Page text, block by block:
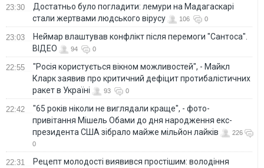
23:30
Достатньо було погладити: лемури на Мадагаскарі
стали жертвами людського вірусу
106 0
23:03
Неймар влаштував конфлікт після перемоги "Сантоса".
ВІДЕО
94 0
22:55
"Росія користується вікном можливостей", - Майкл
Кларк заявив про критичний дефіцит протибалістичних
ракет в Україні
93 0
22:42
"65 років ніколи не виглядали краще", - фото-
привітання Мішель Обами до дня народження екс-
президента США зібрало майже мільйон лайків
226
0
22:31
Рецепт молодості виявився простішим: володіння